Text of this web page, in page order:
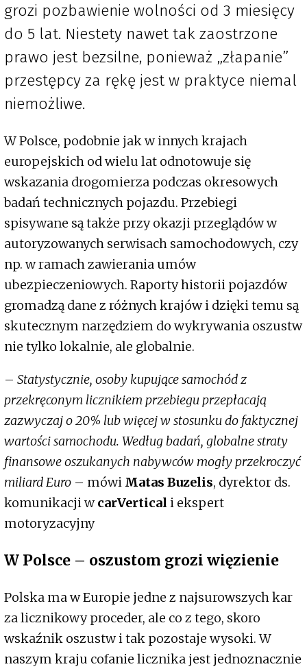
grozi pozbawienie wolności od 3 miesięcy
do 5 lat. Niestety nawet tak zaostrzone
prawo jest bezsilne, ponieważ „złapanie”
przestępcy za rękę jest w praktyce niemal
niemożliwe.
W Polsce, podobnie jak w innych krajach
europejskich od wielu lat odnotowuje się
wskazania drogomierza podczas okresowych
badań technicznych pojazdu. Przebiegi
spisywane są także przy okazji przeglądów w
autoryzowanych serwisach samochodowych, czy
np. w ramach zawierania umów
ubezpieczeniowych. Raporty historii pojazdów
gromadzą dane z różnych krajów i dzięki temu są
skutecznym narzędziem do wykrywania oszustw
nie tylko lokalnie, ale globalnie.
– Statystycznie, osoby kupujące samochód z
przekręconym licznikiem przebiegu przepłacają
zazwyczaj o 20% lub więcej w stosunku do faktycznej
wartości samochodu. Według badań, globalne straty
finansowe oszukanych nabywców mogły przekroczyć
miliard Euro – mówi Matas Buzelis, dyrektor ds.
komunikacji wcarVertical i ekspert
motoryzacyjny
W Polsce – oszustom grozi więzienie
Polska ma w Europie jedne z najsurowszych kar
za licznikowy proceder, ale co z tego, skoro
wskaźnik oszustw i tak pozostaje wysoki. W
naszym kraju cofanie licznika jest jednoznacznie